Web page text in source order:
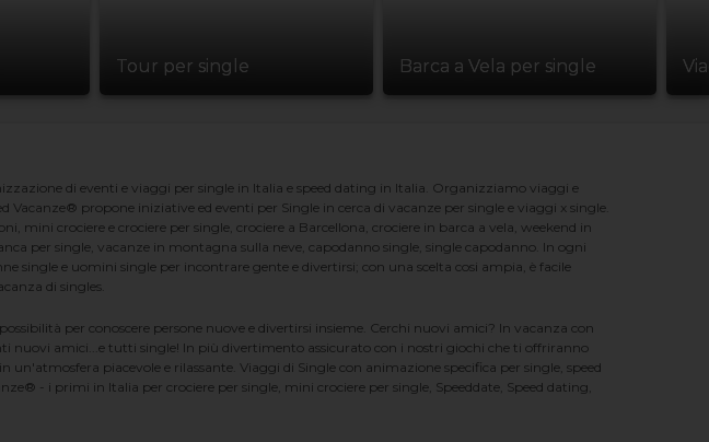
Tour per single Barca a Vela per single
di eventi e viaggi per single in Italia e speed dating in Italia. Organizziamo viaggi e
Vacanze® propone iniziative ed eventi per Single in cerca di vacanze per single e viaggi x single.
mini crociere e crociere per single, crociere a Barcellona, crociere in barca a vela, weekend in
per single, vacanze in montagna sulla neve, capodanno single, single capodanno. In ogni
single e uomini single per incontrare gente e divertirsi; con una scelta cosi ampia, è facile
di singles.
per conoscere persone nuove e divertirsi insieme. Cerchi nuovi amici? In vacanza con
nuovi amici...e tutti single! In più divertimento assicurato con i nostri giochi che ti offriranno
piacevole e rilassante. Viaggi di Single con animazione specifica per single, speed
- i primi in Italia per crociere per single, mini crociere per single, Speeddate, Speed dating,